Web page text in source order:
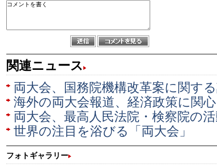
関連ニュース
両大会、国務院機構改革案に関す
海外の両大会報道、経済政策に
両大会、最高人民法院・検察院の
世界の注目を浴びる「両大会」